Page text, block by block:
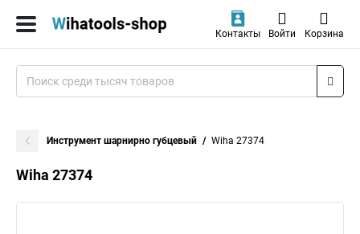
Контакты Войти Корзина
Инструмент шарнирно губцевый Wiha 27374
Wiha 27374